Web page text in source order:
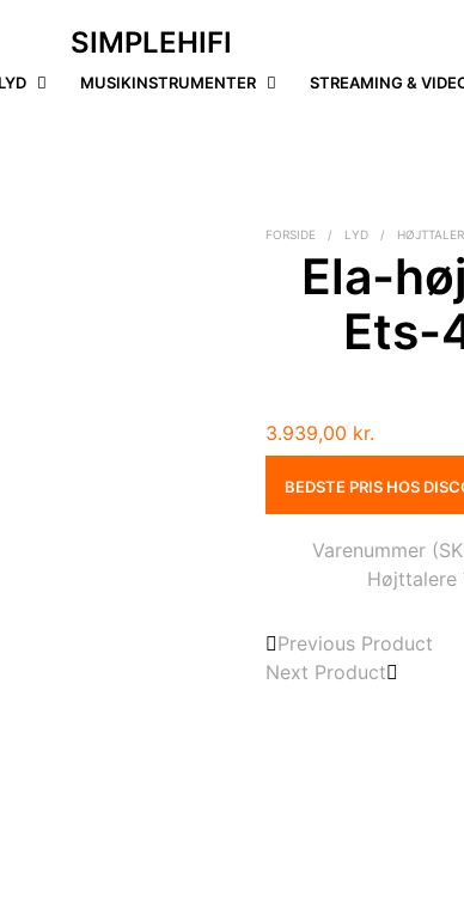
SIMPLEHIFI
LYD MUSIKINSTRUMENTER STREAMING &
FORSIDE / LYD /
Ela-
Ets-
3.939,00 kr.
BEDSTE PRIS HOS
Varenummer
Højttalere
Previous Product
Next Product